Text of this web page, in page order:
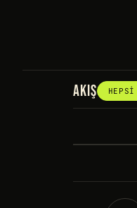
AKIŞ HEPSI